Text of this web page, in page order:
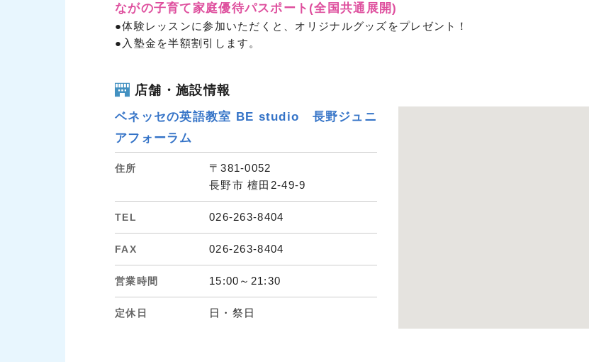
ながの子育て家庭優待パスポート (全国共通展開)
●体験レッスンに参加いただくと、オリジナルグッズをプレゼント！
●入塾金を半額割引します。
店舗・施設情報
ベネッセの英語教室 BE studio 長野ジュニ
アフォーラム
住所
〒381-0052
長野市 檀田2-49-9
TEL 026-263-8404
FAX 026-263-8404
営業時間 15:00～21:30
定休日 日・祭日